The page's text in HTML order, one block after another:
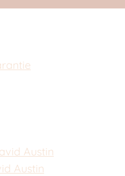
Austin
Austin